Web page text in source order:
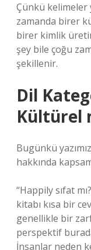
Çünkü kelimeler
zamanda birer
birer kimlik
şey bile çoğu
şekillenir.
Dil
Kültürel
Bugünkü
hakkında
“Happily sıfat
kitabı kısa bir
genellikle bir
perspektif
İnsanlar neden